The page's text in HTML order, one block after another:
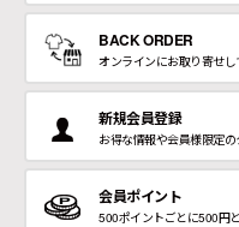
BACK ORDER
オンラインにお取り寄せし
新規会員登録
お得な情報や会員様限定の
会員ポイント
500ポイントごとに500円